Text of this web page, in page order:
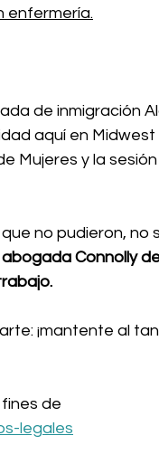
enfermería.
de inmigración
aquí en Midwest
Mujeres y la
no pudieron, no
Connolly
¡mantente al
de
legales